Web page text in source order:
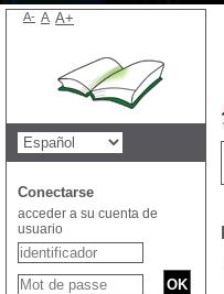
A- A A+
Conectarse
acceder a su cuenta de
usuario